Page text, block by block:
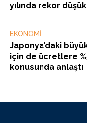
yılında rekor
EKONOMİ
Japonya’daki
için de ücretlere
konusunda anlaştı